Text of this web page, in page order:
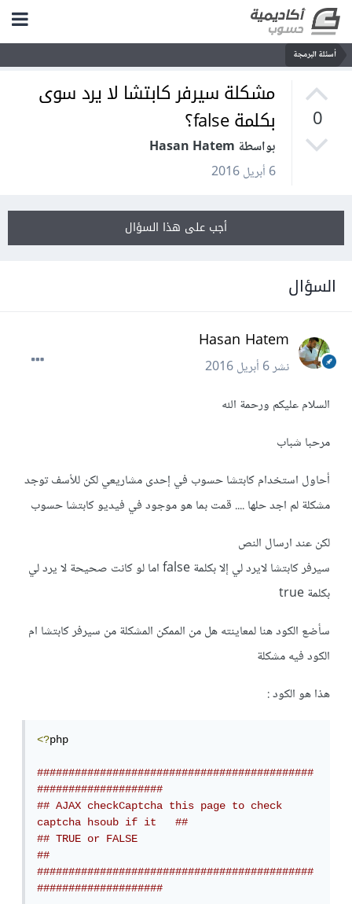
أسئلة البرمجة
0
مشكلة سيرفر كابتشا لا يرد سوى
بكلمة false؟
بواسطة Hasan Hatem
6 أبريل 2016
أجب على هذا السؤال
السؤال
Hasan Hatem
نشر6 أبريل 2016
السلام عليكم ورحمة الله
مرحبا شباب
أحاول استخدام كابتشا حسوب في إحدى مشاريعي لكن للأسف توجد
مشكلة لم اجد حلها .... قمت بما هو موجود في فيديو كابتشا حسوب
لكن عند ارسال النص
سيرفر كابتشا لايرد لي إلا بكلمة false اما لو كانت صحيحة لا يرد لي
بكلمة true
سأضع الكود هنا لمعاينته هل من الممكن المشكلة من سيرفر كابتشا ام
الكود فيه مشكلة
هذا هو الكود :
<?php
############################################
####################
## AJAX checkCaptcha this page to check
captcha hsoub if it   ##
## TRUE or FALSE
##
############################################
####################